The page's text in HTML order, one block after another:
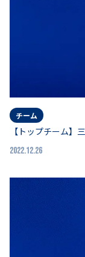
チーム
【トップチーム】
2022.12.26